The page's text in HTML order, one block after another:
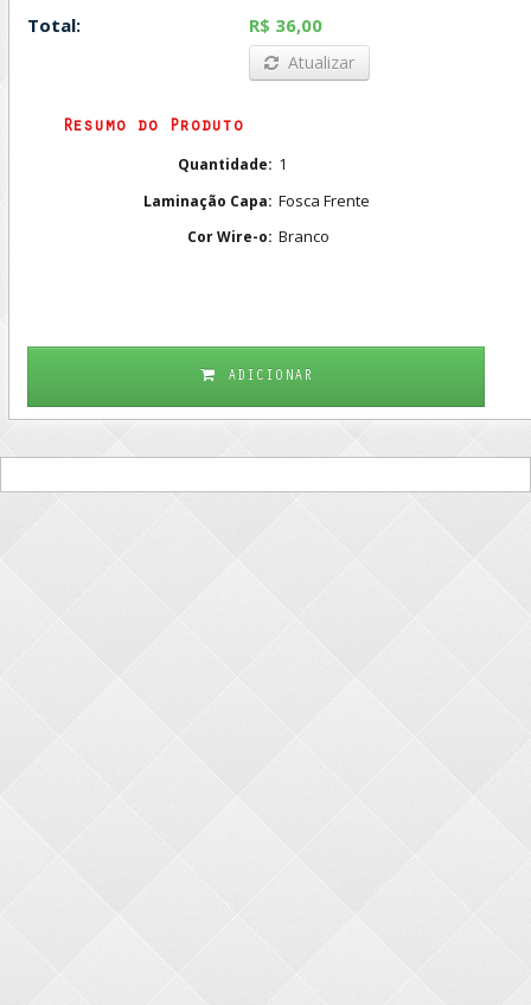
Total: R$ 36,00
Atualizar
Resumo do Produto
Quantidade: 1
Laminação Capa: Fosca Frente
Cor Wire-o: Branco
ADICIONAR